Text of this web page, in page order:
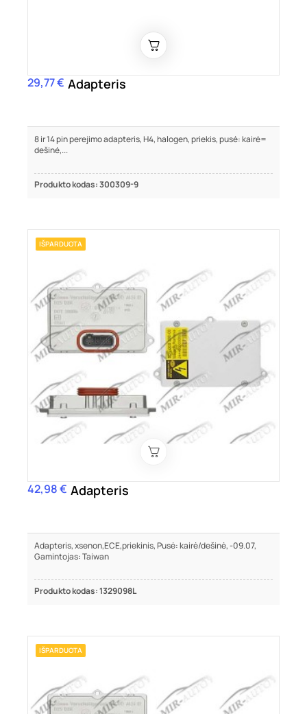
Kaina
29,77 € Adapteris
8 ir 14 pin perejimo adapteris, H4, halogen, priekis, pusė: kairė=
dešinė,...
Produkto kodas: 300309-9
IŠPARDUOTA
Kaina
42,98 € Adapteris
Adapteris, xsenon,ECE,priekinis, Pusė: kairė/dešinė, -09.07,
Gamintojas: Taiwan
Produkto kodas: 1329098L
IŠPARDUOTA